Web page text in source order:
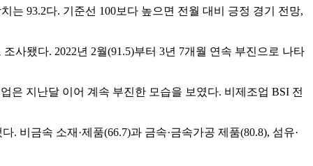
는 93.2다. 기준선 100보다 높으면 전월 대비 긍정 경기 전망,
사됐다. 2022년 2월(91.5)부터 3년 7개월 연속 부진으로 나타
은 지난달 이어 계속 부진한 모습을 보였다. 비제조업 BSI 전
. 비금속 소재·제품(66.7)과 금속·금속가공 제품(80.8), 섬유·